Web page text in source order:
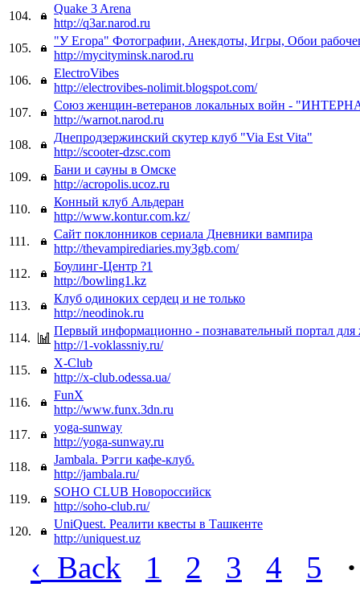
104.
Quake 3 Arena
http://q3ar.narod.ru
105.
"У Егора" Фотографии, Анекдоты, Игры, Обои
http://mycityminsk.narod.ru
106.
ElectroVibes
http://electrovibes-nolimit.blogspot.com/
107.
Cоюз женщин-ветеранов локальных войн -
http://warnot.narod.ru
108.
Днепродзержинский скутер клуб "Via Est Vita"
http://scooter-dzsc.com
109.
Бани и сауны в Омске
http://acropolis.ucoz.ru
110.
Конный клуб Альдеран
http://www.kontur.com.kz/
111.
Сайт поклонников сериала Дневники вампира
http://thevampirediaries.my3gb.com/
112.
Боулинг-Центр ?1
http://bowling1.kz
113.
Клуб одиноких сердец и не только
http://neodinok.ru
114.
Первый информационно - познавательный портал
http://1-voklassniy.ru/
115.
X-Club
http://x-club.odessa.ua/
116.
FunX
http://www.funx.3dn.ru
117.
yoga-sunway
http://yoga-sunway.ru
118.
Jambala. Рэгги кафе-клуб.
http://jambala.ru/
119.
SOHO CLUB Новороссийск
http://soho-club.ru/
120.
UniQuest. Реалити квесты в Ташкенте
http://uniquest.uz
‹ Back 1 2 3 4 5